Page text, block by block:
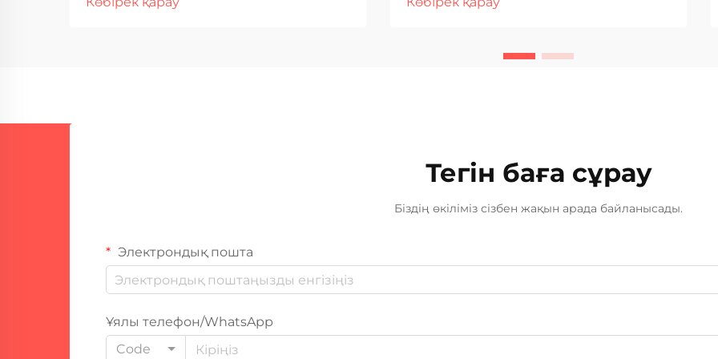
бөлшектермен жұмыс істегенде
сондықтан кәсіби нәтижелерге
технологиясын таңдау өте
Тегін баға сұрау
Біздің өкіліміз сізбен жақын арада байланысады.
Электрондық пошта
Ұялы телефон/WhatsApp
Code